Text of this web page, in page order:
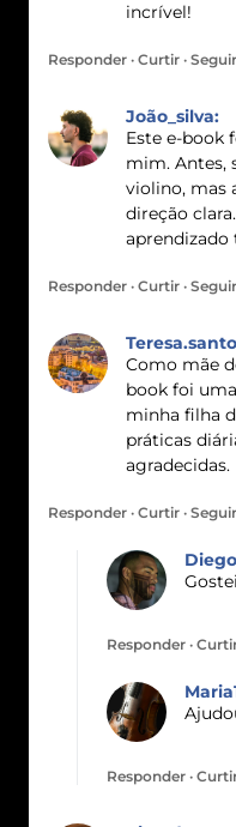
incrível!
Responder · Curtir ·
João_silva:
Este e-book
mim. Antes,
violino, mas
direção
aprendizado
Responder · Curtir ·
Como mãe
book foi
minha filha
práticas
agradecidas.
Responder · Curtir ·
Responder ·
Responder ·